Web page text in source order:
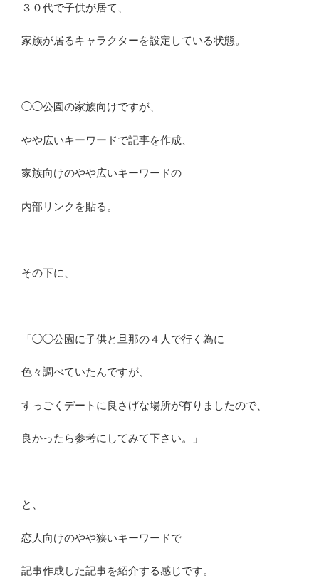
３０代で子供が居て、
家族が居るキャラクターを設定している状態。
◯◯公園の家族向けですが、
やや広いキーワードで記事を作成、
家族向けのやや広いキーワードの
内部リンクを貼る。
その下に、
「◯◯公園に子供と旦那の４人で行く為に
色々調べていたんですが、
すっごくデートに良さげな場所が有りましたので、
良かったら参考にしてみて下さい。」
と、
恋人向けのやや狭いキーワードで
記事作成した記事を紹介する感じです。